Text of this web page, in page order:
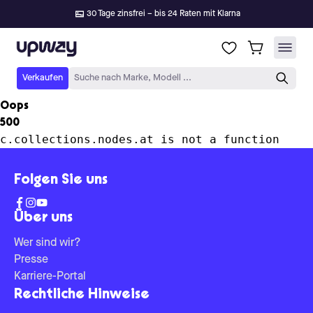
30 Tage zinsfrei – bis 24 Raten mit Klarna
Upway
Verkaufen Suche nach Marke, Modell ...
Oops
500
c.collections.nodes.at is not a function
Über uns
Wer sind wir?
Presse
Karriere-Portal
Rechtliche Hinweise
Folgen Sie uns